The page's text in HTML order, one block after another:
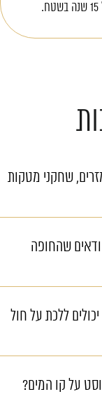
שחקני מטקות
שהחופה
ללכת על חול
על קו המים?